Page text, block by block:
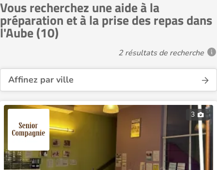
Vous recherchez une aide à la
préparation et à la prise des repas dans
l'Aube (10)
2 résultats de recherche
Affinez par ville
3